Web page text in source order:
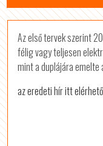
Az első tervek szerint
félig vagy teljesen
mint a duplájára
az eredeti hír itt elérhető